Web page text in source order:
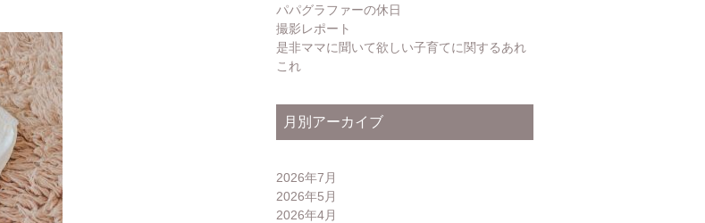
パパグラファーの休日
撮影レポート
是非ママに聞いて欲しい子育てに関するあれ
これ
月別アーカイブ
2026年7月
2026年5月
2026年4月